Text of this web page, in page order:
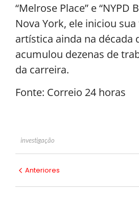
“Melrose Place” e “NYPD
Nova York, ele iniciou
artística ainda na década
acumulou dezenas de
da carreira.
Fonte: Correio 24 horas
investigação
Anteriores